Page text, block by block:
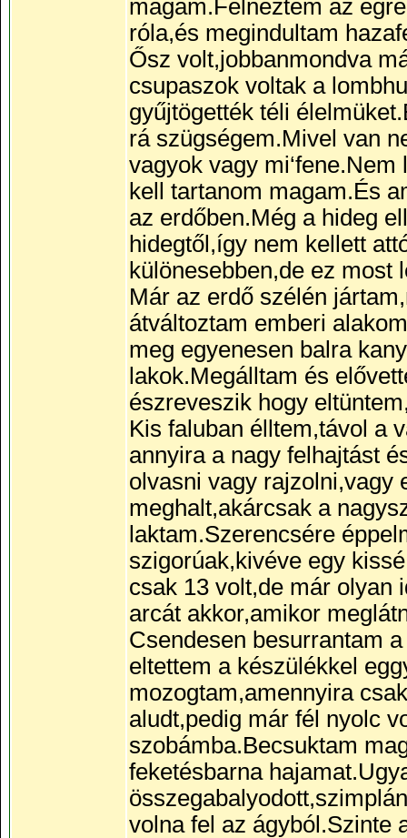
magam.Felnéztem az
róla,és megindultam
Ősz volt,jobbanmondva
csupaszok voltak a
gyűjtögették téli
rá szügségem.Mivel van
vagyok vagy
kell tartanom magam.És
az erdőben.Még a hideg
hidegtől,így nem kellett
különesebben,de ez most
Már az erdő szélén
átváltoztam emberi
meg egyenesen balra
lakok.Megálltam és
észreveszik hogy
Kis faluban élltem,távol a
annyira a nagy felhajtást
olvasni vagy rajzolni,vagy
meghalt,akárcsak a
laktam.Szerencsére
szigorúak,kivéve egy
csak 13 volt,de már olyan
arcát akkor,amikor
Csendesen besurrantam
eltettem a készülékkel
mozogtam,amennyira
aludt,pedig már fél nyolc
szobámba.Becsuktam
feketésbarna
volna fel az ágyból.Szinte